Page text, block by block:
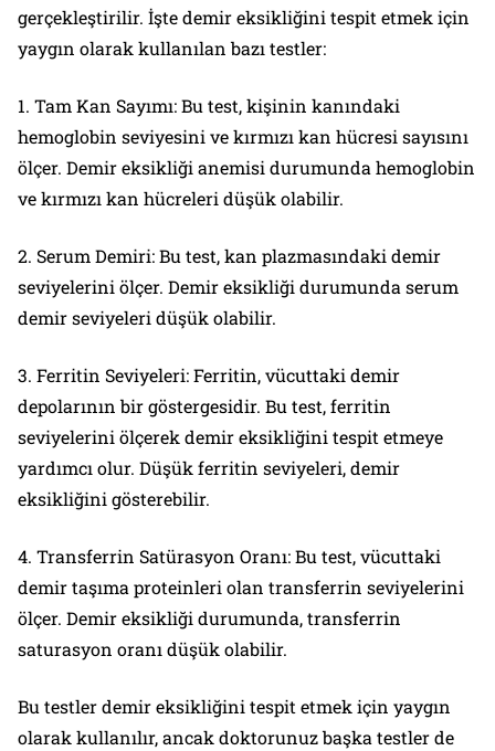
gerçekleştirilir. İşte demir eksikliğini tespit etmek için
yaygın olarak kullanılan bazı testler:
1. Tam Kan Sayımı: Bu test, kişinin kanındaki
hemoglobin seviyesini ve kırmızı kan hücresi sayısını
ölçer. Demir eksikliği anemisi durumunda hemoglobin
ve kırmızı kan hücreleri düşük olabilir.
2. Serum Demiri: Bu test, kan plazmasındaki demir
seviyelerini ölçer. Demir eksikliği durumunda serum
demir seviyeleri düşük olabilir.
3. Ferritin Seviyeleri: Ferritin, vücuttaki demir
depolarının bir göstergesidir. Bu test, ferritin
seviyelerini ölçerek demir eksikliğini tespit etmeye
yardımcı olur. Düşük ferritin seviyeleri, demir
eksikliğini gösterebilir.
4. Transferrin Satürasyon Oranı: Bu test, vücuttaki
demir taşıma proteinleri olan transferrin seviyelerini
ölçer. Demir eksikliği durumunda, transferrin
saturasyon oranı düşük olabilir.
Bu testler demir eksikliğini tespit etmek için yaygın
olarak kullanılır, ancak doktorunuz başka testler de